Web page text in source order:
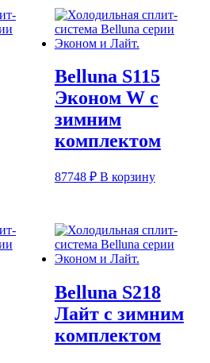
Belluna S115
Эконом W с
зимним
комплектом
87748 ₽ В корзину
Belluna S218
Лайт с зимним
комплектом